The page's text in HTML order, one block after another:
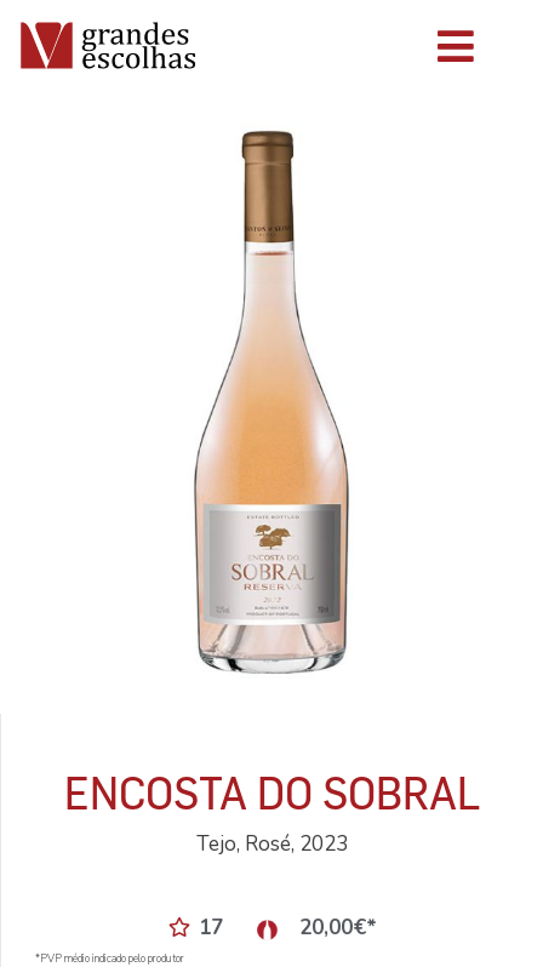
ENCOSTA DO SOBRAL
Tejo, Rosé, 2023
17 20,00€*
*PVP médio indicado pelo produtor